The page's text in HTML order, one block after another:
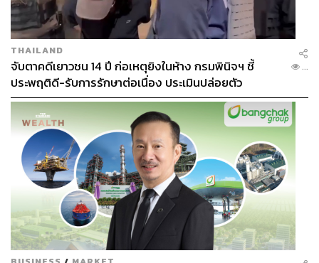
Challenge ของวันนี้คือ Workout Session 40 นาทีเต็ม โดย
จะแบ่งเป็นสเตชันละ 2 นาที และพักหายใจ 30 วินาที
ปลดล็อกสเตชันแรกด้วยRun (@RPE 8)การวิ่งในระดับ
ความเหนื่อยที่เริ่มหอบแต่ยังคงควบคุมลมหายใจให้ไปต่อได้
หรือใช้กำลังประมาณ 80% ของทั้งหมด
THAILAND
จับตาคดีเยาวชน 14 ปี ก่อเหตุยิงในห้าง กรมพินิจฯ ชี้
ประพฤติดี-รับการรักษาต่อเนื่อง ประเมินปล่อยตัว
...